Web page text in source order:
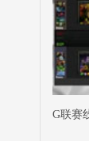
G联赛